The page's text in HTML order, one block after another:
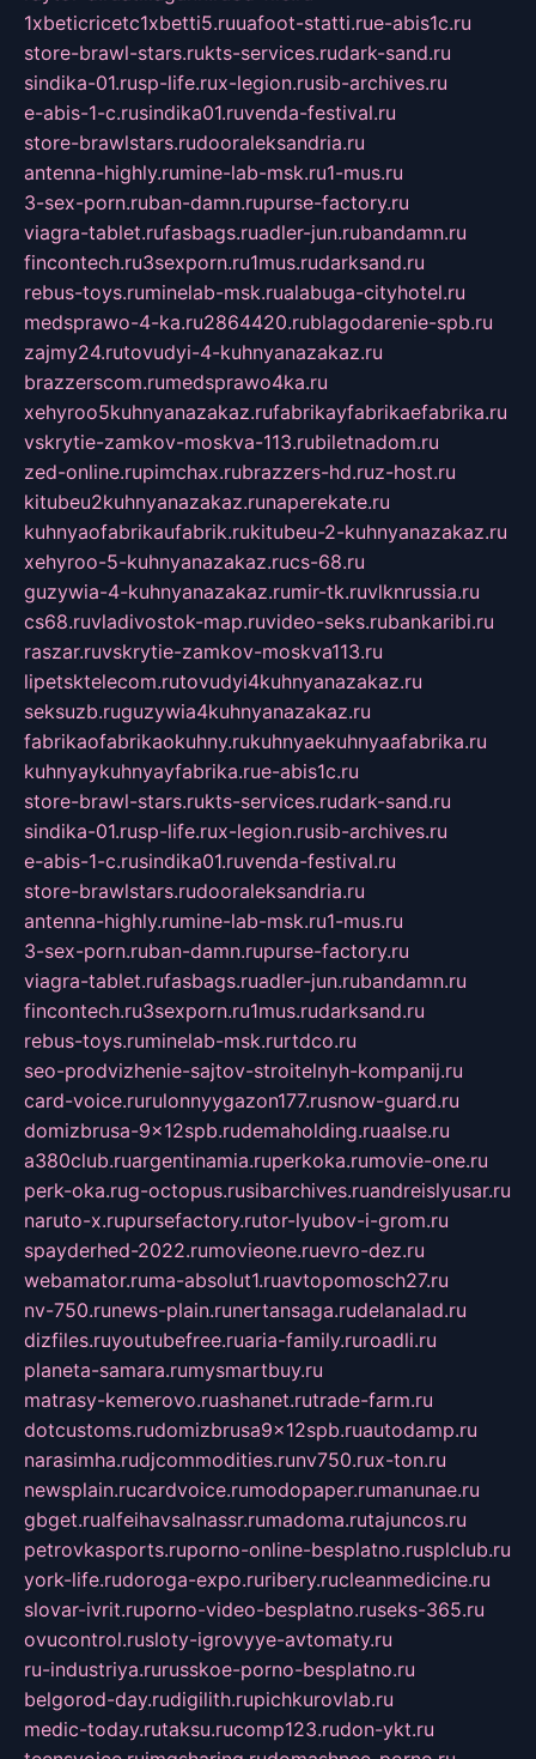
1xbeticricetc1xbetti5.ruuafoot-statti.rue-abis1c.ru
store-brawl-stars.rukts-services.rudark-sand.ru
sindika-01.rusp-life.rux-legion.rusib-archives.ru
e-abis-1-c.rusindika01.ruvenda-festival.ru
store-brawlstars.rudooraleksandria.ru
antenna-highly.rumine-lab-msk.ru1-mus.ru
3-sex-porn.ruban-damn.rupurse-factory.ru
viagra-tablet.rufasbags.ruadler-jun.rubandamn.ru
fincontech.ru3sexporn.ru1mus.rudarksand.ru
rebus-toys.ruminelab-msk.rualabuga-cityhotel.ru
medsprawo-4-ka.ru2864420.rublagodarenie-spb.ru
zajmy24.rutovudyi-4-kuhnyanazakaz.ru
brazzerscom.rumedsprawo4ka.ru
xehyroo5kuhnyanazakaz.rufabrikayfabrikaefabrika.ru
vskrytie-zamkov-moskva-113.rubiletnadom.ru
zed-online.rupimchax.rubrazzers-hd.ruz-host.ru
kitubeu2kuhnyanazakaz.runaperekate.ru
kuhnyaofabrikaufabrik.rukitubeu-2-kuhnyanazakaz.ru
xehyroo-5-kuhnyanazakaz.rucs-68.ru
guzywia-4-kuhnyanazakaz.rumir-tk.ruvlknrussia.ru
cs68.ruvladivostok-map.ruvideo-seks.rubankaribi.ru
raszar.ruvskrytie-zamkov-moskva113.ru
lipetsktelecom.rutovudyi4kuhnyanazakaz.ru
seksuzb.ruguzywia4kuhnyanazakaz.ru
fabrikaofabrikaokuhny.rukuhnyaekuhnyaafabrika.ru
kuhnyaykuhnyayfabrika.rue-abis1c.ru
store-brawl-stars.rukts-services.rudark-sand.ru
sindika-01.rusp-life.rux-legion.rusib-archives.ru
e-abis-1-c.rusindika01.ruvenda-festival.ru
store-brawlstars.rudooraleksandria.ru
antenna-highly.rumine-lab-msk.ru1-mus.ru
3-sex-porn.ruban-damn.rupurse-factory.ru
viagra-tablet.rufasbags.ruadler-jun.rubandamn.ru
fincontech.ru3sexporn.ru1mus.rudarksand.ru
rebus-toys.ruminelab-msk.rurtdco.ru
seo-prodvizhenie-sajtov-stroitelnyh-kompanij.ru
card-voice.rurulonnyygazon177.rusnow-guard.ru
domizbrusa-9x12spb.rudemaholding.ruaalse.ru
a380club.ruargentinamia.ruperkoka.rumovie-one.ru
perk-oka.rug-octopus.rusibarchives.ruandreislyusar.ru
naruto-x.rupursefactory.rutor-lyubov-i-grom.ru
spayderhed-2022.rumovieone.ruevro-dez.ru
webamator.ruma-absolut1.ruavtopomosch27.ru
nv-750.runews-plain.runertansaga.rudelanalad.ru
dizfiles.ruyoutubefree.ruaria-family.ruroadli.ru
planeta-samara.rumysmartbuy.ru
matrasy-kemerovo.ruashanet.rutrade-farm.ru
dotcustoms.rudomizbrusa9x12spb.ruautodamp.ru
narasimha.rudjcommodities.runv750.rux-ton.ru
newsplain.rucardvoice.rumodopaper.rumanunae.ru
gbget.rualfeihavsalnassr.rumadoma.rutajuncos.ru
petrovkasports.ruporno-online-besplatno.rusplclub.ru
york-life.rudoroga-expo.ruribery.rucleanmedicine.ru
slovar-ivrit.ruporno-video-besplatno.ruseks-365.ru
ovucontrol.rusloty-igrovyye-avtomaty.ru
ru-industriya.rurusskoe-porno-besplatno.ru
belgorod-day.rudigilith.rupichkurovlab.ru
medic-today.rutaksu.rucomp123.rudon-ykt.ru